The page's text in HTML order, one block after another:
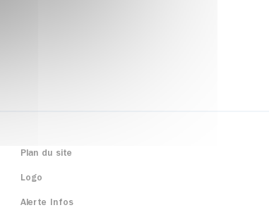
Plan du site
Logo
Alerte Infos